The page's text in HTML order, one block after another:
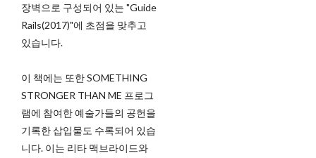
장벽으로 구성되어 있는 "Guide
Rails(2017)"에 초점을 맞추고
있습니다.
이 책에는 또한 SOMETHING
STRONGER THAN ME 프로그
램에 참여한 예술가들의 공헌을
기록한 삽입물도 수록되어 있습
니다. 이는 리타 맥브라이드와